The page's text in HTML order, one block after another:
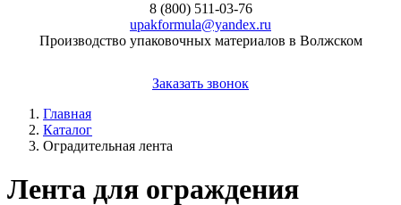
8 (800) 511-03-76
upakformula@yandex.ru
Производство упаковочных материалов в Волжском
Заказать звонок
Главная
Каталог
Оградительная лента
Лента для ограждения